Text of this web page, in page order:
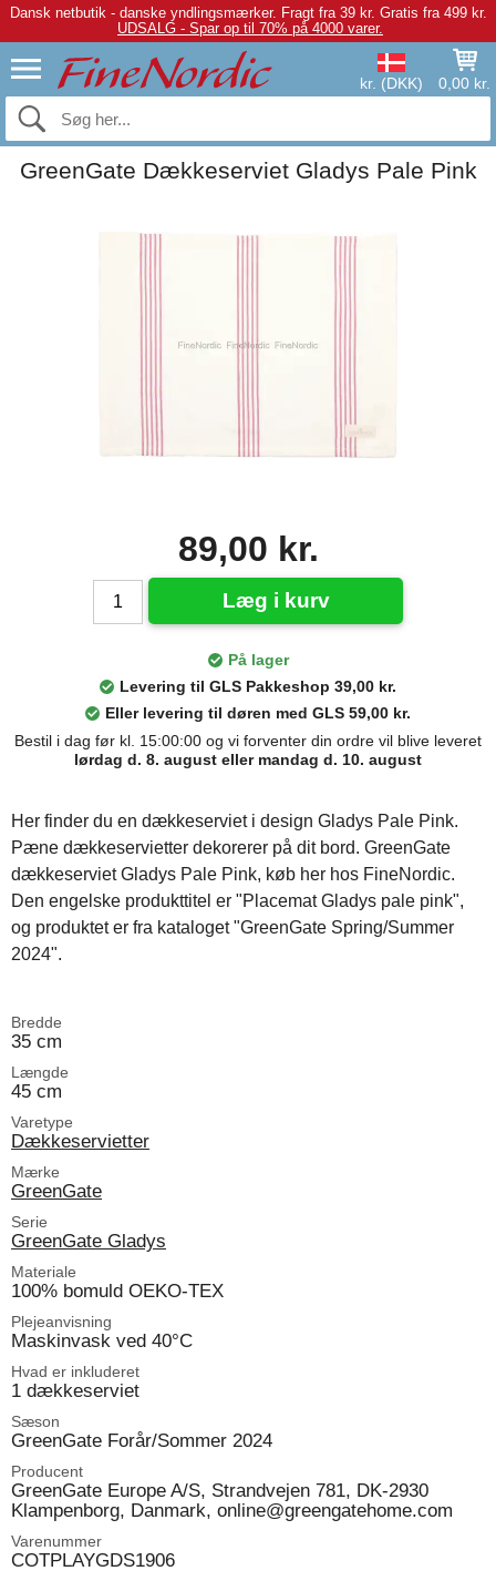
Dansk netbutik - danske yndlingsmærker. Fragt fra 39 kr. Gratis fra 499 kr.
UDSALG - Spar op til 70% på 4000 varer.
kr. (DKK) 0,00 kr.
GreenGate Dækkeserviet Gladys Pale Pink
89,00 kr.
Læg i kurv
På lager
Levering til GLS Pakkeshop 39,00 kr.
Eller levering til døren med GLS 59,00 kr.
Bestil i dag før kl. 15:00:00 og vi forventer din ordre vil blive leveret
lørdag d. 8. august eller mandag d. 10. august
Her finder du en dækkeserviet i design Gladys Pale Pink.
Pæne dækkeservietter dekorerer på dit bord. GreenGate
dækkeserviet Gladys Pale Pink, køb her hos FineNordic.
Den engelske produkttitel er "Placemat Gladys pale pink",
og produktet er fra kataloget "GreenGate Spring/Summer
2024".
Bredde
35 cm
Længde
45 cm
Varetype
Dækkeservietter
Mærke
GreenGate
Serie
GreenGate Gladys
Materiale
100% bomuld OEKO-TEX
Plejeanvisning
Maskinvask ved 40°C
Hvad er inkluderet
1 dækkeserviet
Sæson
GreenGate Forår/Sommer 2024
Producent
GreenGate Europe A/S, Strandvejen 781, DK-2930
Klampenborg, Danmark, online@greengatehome.com
Varenummer
COTPLAYGDS1906